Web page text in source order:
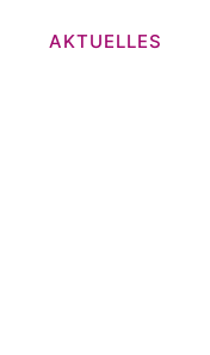
AKTUELLES